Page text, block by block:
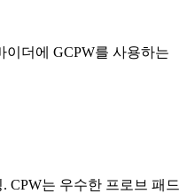
더에 GCPW를 사용하는
CPW는 우수한 프로브 패드